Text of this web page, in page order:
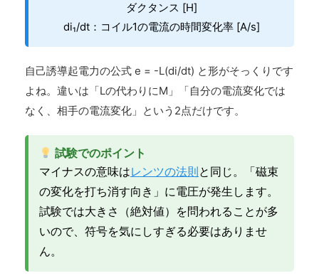
ダクタンス [H]
di₁/dt：コイル1の電流の時間変化率 [A/s]
自己誘導起電力の公式 e = -L(di/dt) と形がそっくりです
よね。違いは「Lの代わりにM」「自分の電流変化では
なく、相手の電流変化」という2点だけです。
試験でのポイント
マイナスの意味はレンツの法則と同じ。「磁束
の変化を打ち消す向き」に電圧が発生します。
試験では大きさ（絶対値）を問われることが多
いので、符号を気にしすぎる必要はありませ
ん。